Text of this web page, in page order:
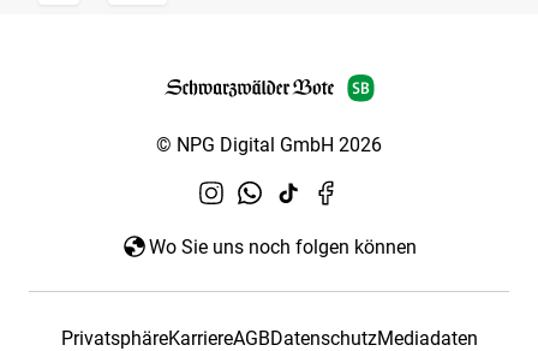
© NPG Digital GmbH 2026
Wo Sie uns noch folgen können
PrivatsphäreKarriereAGBDatenschutzMediadaten